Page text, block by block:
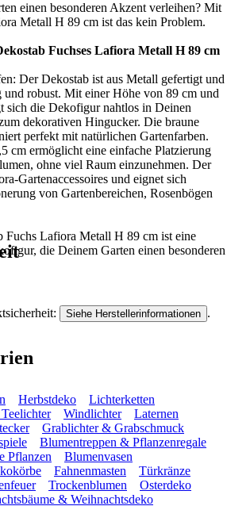
einen besonderen Akzent verleihen? Mit
Metall H 89 cm ist das kein Problem.
Fuchses Lafiora Metall H 89 cm
Der Dekostab ist aus Metall gefertigt und
und robust. Mit einer Höhe von 89 cm und
sich die Dekofigur nahtlos in Deinen
dekorativen Hingucker. Die braune
perfekt mit natürlichen Gartenfarben.
cm ermöglicht eine einfache Platzierung
ohne viel Raum einzunehmen. Der
Gartenaccessoires und eignet sich
von Gartenbereichen, Rosenbögen
Fuchs Lafiora Metall H 89 cm ist eine
die Deinem Garten einen besonderen
Siehe Herstellerinformationen .
Herbstdeko
Lichterketten
Windlichter
Laternen
Grablichter & Grabschmuck
Blumentreppen & Pflanzenregale
Pflanzen
Blumenvasen
Fahnenmasten
Türkränze
Trockenblumen
Osterdeko
& Weihnachtsdeko